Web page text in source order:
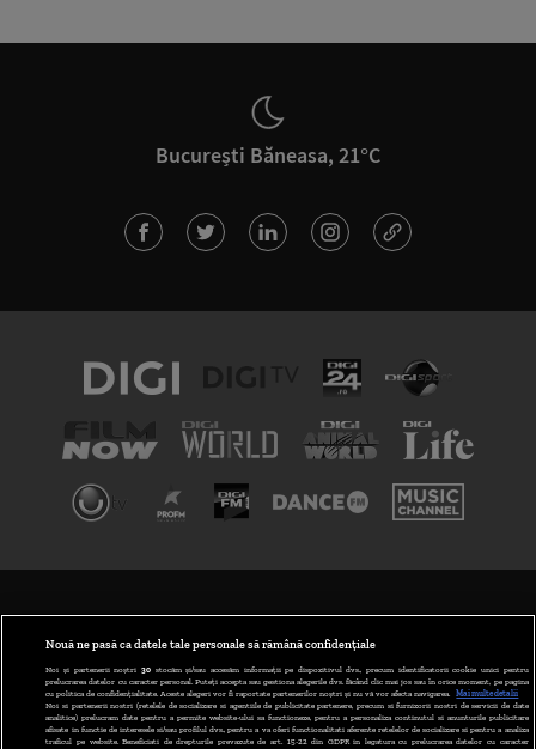
București Băneasa, 21°C
ABONARE DIGI TV
GESTIONAȚI PREFERINȚELE
Nouă ne pasă ca datele tale personale să rămână confidențiale
Noi și partenerii noștri 30stocăm și/sau accesăm informații pe dispozitivul dvs., precum identificatorii cookie unici pentru
prelucrarea datelor cu caracter personal. Puteți accepta sau gestiona alegerile dvs. făcând clic mai jos sau în orice moment, pe pagina
cu politica de confidențialitate. Aceste alegeri vor fi raportate partenerilor noștri și nu vă vor afecta navigarea.
Mai multe detalii
Noi si partenerii nostri (retelele de socializare si agentiile de publicitate partenere, precum si furnizorii nostri de servicii de date
analitice) prelucram date pentru a permite website-ului sa functioneze, pentru a personaliza continutul si anunturile publicitare
afisate in functie de interesele si/sau profilul dvs., pentru a va oferi functionalitati aferente retelelor de socializare si pentru a analiza
traficul pe website. Beneficiati de drepturile prevazute de art. 15-22 din GDPR in legatura cu prelucrarea datelor cu caracter